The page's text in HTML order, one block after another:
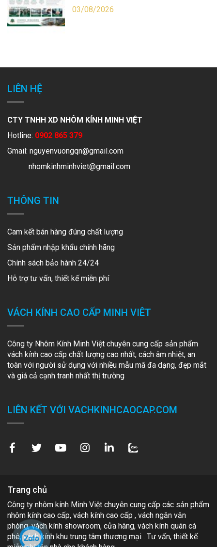
03/08/2026
Trang chủ
Công ty nhôm kính Minh Việt chuyên cung cấp các sản phẩm
nhôm kính cao cấp, vách kính cao cấp , vách ngăn văn
phòng, vách kính showroom, cửa hàng, vách kính quán cà
phê, vách kính khu trung tâm thương mại . Tư vấn, thiết kế
LIÊN HỆ
CTY TNHH XD NHÔM KÍNH MINH VIỆT
Hotline: 0902 865 379
Gmail: nguyenvuongqn@gmail.com
nhomkinhminhviet@gmail.com
THÔNG TIN
Cam kết bán hàng đúng chất lượng
Sản phẩm nhập khẩu chính hãng
Chính sách bảo hành 24/24
Hỗ trợ tư vấn, thiết kế miễn phí
VÁCH KÍNH CAO CẤP MINH VIÊT
Công ty Nhôm Kính Minh Việt chuyên cung cấp sản phẩm
vách kính cao cấp chất lượng cao nhất, cách âm nhiệt, an
toàn với người sử dụng với nhiều mẫu mã đa dạng, đẹp mắt
và giá cả cạnh tranh nhất thị trường
LIÊN KẾT VỚI VACHKINHCAOCAP.COM